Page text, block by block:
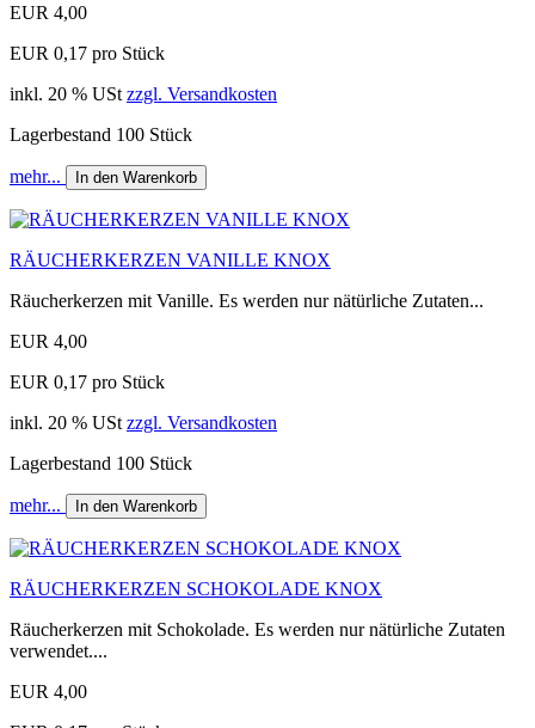
EUR 4,00
EUR 0,17 pro Stück
inkl. 20 % USt zzgl. Versandkosten
Lagerbestand 100 Stück
mehr... In den Warenkorb
RÄUCHERKERZEN VANILLE KNOX
Räucherkerzen mit Vanille. Es werden nur nätürliche Zutaten...
EUR 4,00
EUR 0,17 pro Stück
inkl. 20 % USt zzgl. Versandkosten
Lagerbestand 100 Stück
mehr... In den Warenkorb
RÄUCHERKERZEN SCHOKOLADE KNOX
Räucherkerzen mit Schokolade. Es werden nur nätürliche Zutaten
verwendet....
EUR 4,00